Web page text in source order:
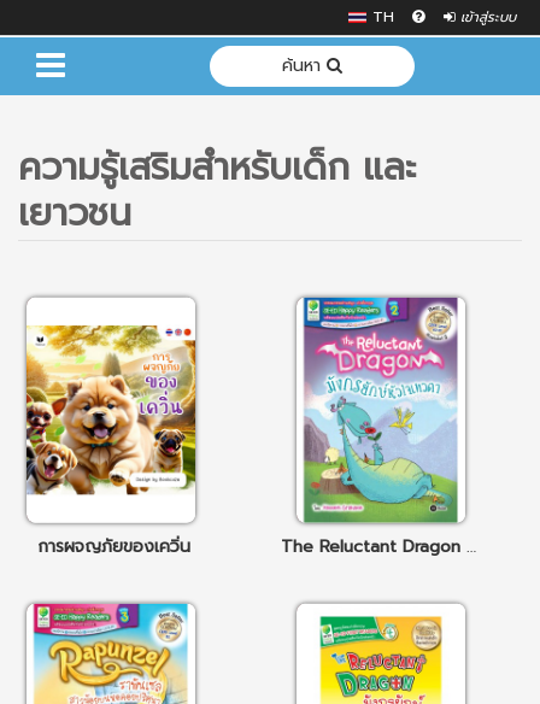
TH เข้าสู่ระบบ
ค้นหา
ความรู้เสริมสำหรับเด็ก และ
เยาวชน
การผจญภัยของเควิ่น The Reluctant Dragon มังกรยักษ์หัวใจเทวดา